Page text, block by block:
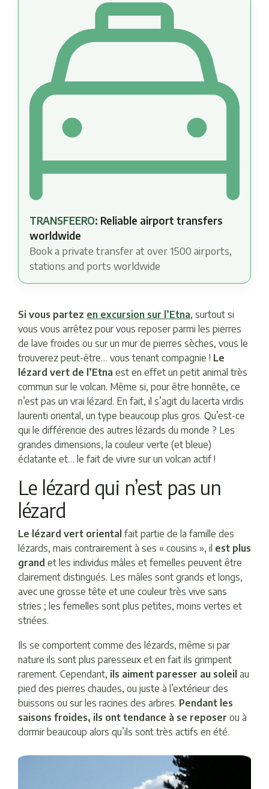
TRANSFEERO: Reliable airport transfers
worldwide
Book a private transfer at over 1500 airports,
stations and ports worldwide
Si vous partez en excursion sur l’Etna, surtout si
vous vous arrêtez pour vous reposer parmi les pierres
de lave froides ou sur un mur de pierres sèches, vous le
trouverez peut-être… vous tenant compagnie ! Le
lézard vert de l’Etna est en effet un petit animal très
commun sur le volcan. Même si, pour être honnête, ce
n’est pas un vrai lézard. En fait, il s’agit du lacerta virdis
laurenti oriental, un type beaucoup plus gros. Qu’est-ce
qui le différencie des autres lézards du monde ? Les
grandes dimensions, la couleur verte (et bleue)
éclatante et… le fait de vivre sur un volcan actif !
Le lézard qui n’est pas un
lézard
Le lézard vert oriental fait partie de la famille des
lézards, mais contrairement à ses « cousins », il est plus
grand et les individus mâles et femelles peuvent être
clairement distingués. Les mâles sont grands et longs,
avec une grosse tête et une couleur très vive sans
stries ; les femelles sont plus petites, moins vertes et
striées.
Ils se comportent comme des lézards, même si par
nature ils sont plus paresseux et en fait ils grimpent
rarement. Cependant, ils aiment paresser au soleil au
pied des pierres chaudes, ou juste à l’extérieur des
buissons ou sur les racines des arbres. Pendant les
saisons froides, ils ont tendance à se reposer ou à
dormir beaucoup alors qu’ils sont très actifs en été.